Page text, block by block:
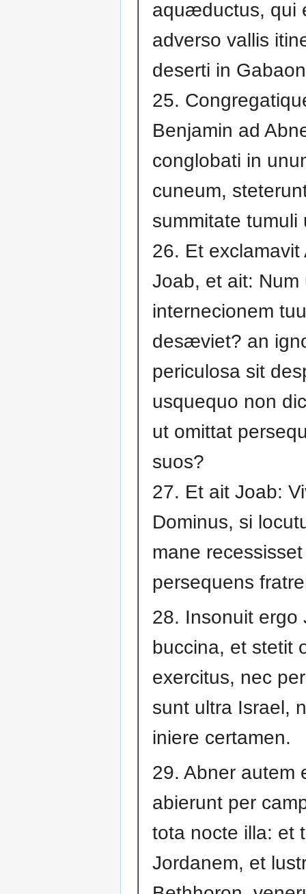
aquæductus, qui
adverso vallis
deserti in
25.
Benjamin ad
conglobati in
cuneum,
summitate tumuli
26. Et exclamavit
Joab, et ait: Num
internecionem
desæviet? an
periculosa sit
usquequo non
ut omittat
suos?
27. Et ait Joab:
Dominus, si
mane
persequens
28. Insonuit ergo
buccina, et stetit
exercitus, nec
sunt ultra Israel,
iniere certamen.
29. Abner autem
abierunt per
tota nocte illa: et
Jordanem, et